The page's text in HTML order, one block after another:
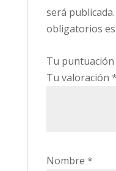
será publicada.
obligatorios
Tu puntuación
Tu valoración *
Nombre *